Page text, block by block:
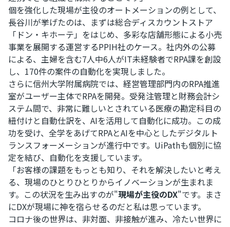
個を強化した現場が主役のオートメーションの例として、
長谷川が挙げたのは、まずは総合ディスカウントストア
「ドン・キホーテ」をはじめ、多彩な店舗形態による小売
事業を展開する運営するPPIH社のケース。社内外の公募
による、主婦を含む7人中6人がIT未経験者でRPA課を創設
し、170件の案件の自動化を実現しました。
さらに信州大学附属病院では、経営管理部門内のRPA推進
室がユーザー主体でRPAを開発。受発注管理と財務会計シ
ステム間で、非常に難しいとされている医療の勘定科目の
紐付けと自動仕訳を、AIを活用して自動化に成功。この成
功を受け、全学をあげてRPAとAIを中心としたデジタルト
ランスフォーメーションが進行中です。UiPathも個別に協
定を結び、自動化を支援しています。
「お客様の課題をもっとも知り、それを解決したいと考え
る、現場のひとりひとりからイノベーションが生まれま
す。この状況を生み出すのが"現場が主役のDX"です。まさ
にDXが現場に神を宿らせるのだと私は思っています。
コロナ後の世界は、非対面、非接触が進み、冷たい世界に